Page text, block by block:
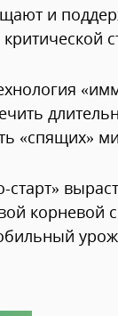
и
«спящих»
корневой